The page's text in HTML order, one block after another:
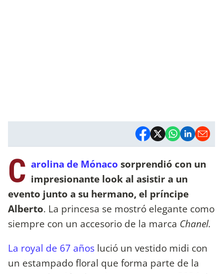
C arolina de Mónaco sorprendió con un
impresionante look al asistir a un
evento junto a su hermano, el príncipe
Alberto. La princesa se mostró elegante como
siempre con un accesorio de la marca Chanel.
La royal de 67 años lució un vestido midi con
un estampado floral que forma parte de la